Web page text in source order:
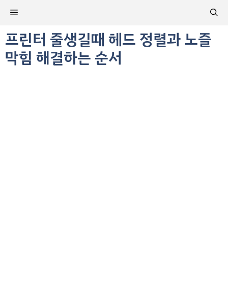
츠
로
건
메
뉴
프린터 줄생길때 헤드 정렬과 노즐
막힘 해결하는 순서